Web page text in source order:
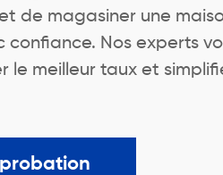
de magasiner une
confiance. Nos experts
le meilleur taux et